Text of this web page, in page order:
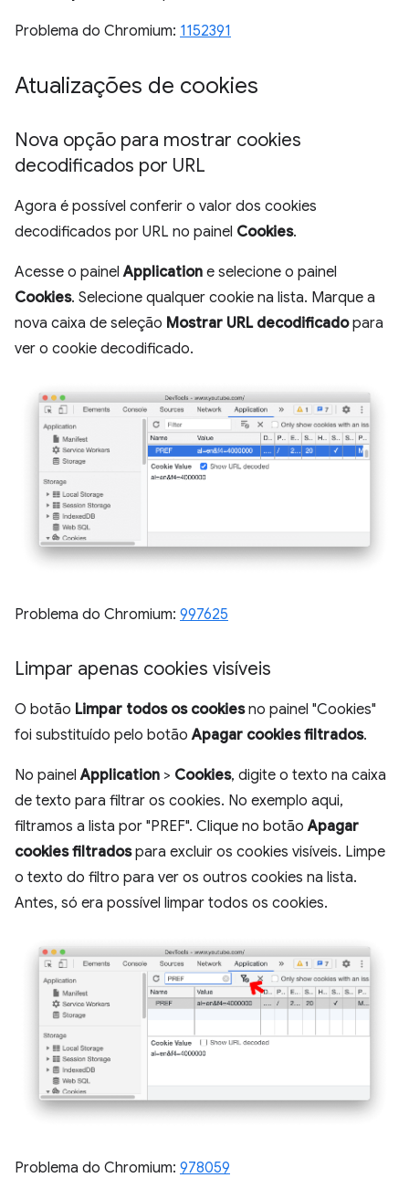
Problema do Chromium: 1152391
Atualizações de cookies
Nova opção para mostrar cookies
decodificados por URL
Agora é possível conferir o valor dos cookies
decodificados por URL no painel Cookies.
Acesse o painelApplication e selecione o painel
Cookies. Selecione qualquer cookie na lista. Marque a
nova caixa de seleção Mostrar URL decodificadopara
ver o cookie decodificado.
Problema do Chromium: 997625
Limpar apenas cookies visíveis
O botão Limpar todos os cookiesno painel "Cookies"
foi substituído pelo botãoApagar cookies filtrados.
No painelApplication > Cookies, digite o texto na caixa
de texto para filtrar os cookies. No exemplo aqui,
filtramos a lista por "PREF". Clique no botãoApagar
cookies filtradospara excluir os cookies visíveis. Limpe
o texto do filtro para ver os outros cookies na lista.
Antes, só era possível limpar todos os cookies.
Problema do Chromium: 978059